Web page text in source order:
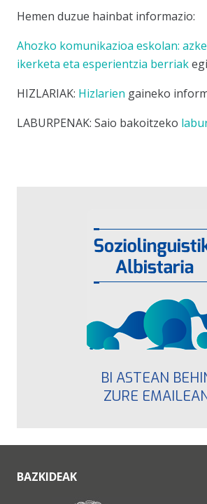
Hemen duzue hainbat informazio:
Ahozko komunikazioa eskolan:
ikerketa eta esperientzia berriak
HIZLARIAK: Hizlarien gaineko
LABURPENAK: Saio bakoitzeko
BI ASTEAN
ZURE
BAZKIDEAK